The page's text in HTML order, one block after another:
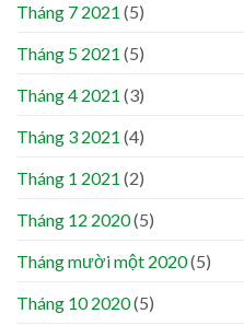
Tháng 7 2021 (5)
Tháng 5 2021 (5)
Tháng 4 2021 (3)
Tháng 3 2021 (4)
Tháng 1 2021 (2)
Tháng 12 2020(5)
Tháng mười một 2020(5)
Tháng 10 2020(5)